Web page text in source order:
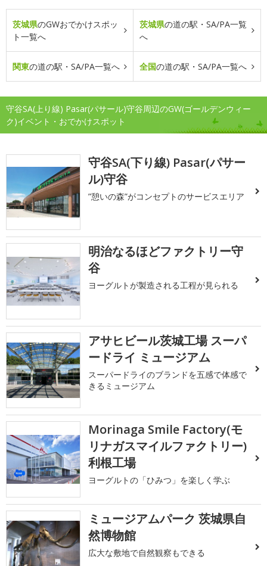
茨城県のGWおでかけスポッ
ト一覧へ
茨城県の道の駅・SA/PA一覧
へ
関東の道の駅・SA/PA一覧へ 全国の道の駅・SA/PA一覧へ
守谷SA(上り線) Pasar(パサール)守谷周辺のGW(ゴールデンウィー
ク)イベント・おでかけスポット
守谷SA(下り線) Pasar(パサー
ル)守谷
”憩いの森”がコンセプトのサービスエリア
明治なるほどファクトリー守
谷
ヨーグルトが製造される工程が見られる
アサヒビール茨城工場 スーパ
ードライ ミュージアム
スーパードライのブランドを五感で体感で
きるミュージアム
Morinaga Smile Factory(モ
リナガスマイルファクトリー)
利根工場
ヨーグルトの「ひみつ」を楽しく学ぶ
ミュージアムパーク 茨城県自
然博物館
広大な敷地で自然観察もできる